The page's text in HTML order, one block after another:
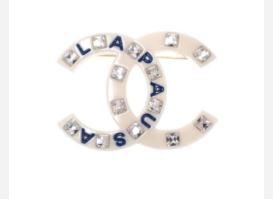
シャネル 2019 Resort La Pausa ラインストーンココマーク ブロー
チ B19
買取金額45,000円
詳しく見る